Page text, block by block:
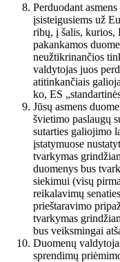
Perduodant
įsisteigusiems už
ribų, į šalis, kurios,
pakankamos
neužtikrinančios
valdytojas juos
atitinkančiais
ko, ES
Jūsų asmens
švietimo paslaugų
sutarties galiojimo
įstatymuose
tvarkymas
duomenys bus
siekimui (visų
reikalavimų
prieštaravimo
tvarkymas
bus veiksmingai
Duomenų
sprendimų